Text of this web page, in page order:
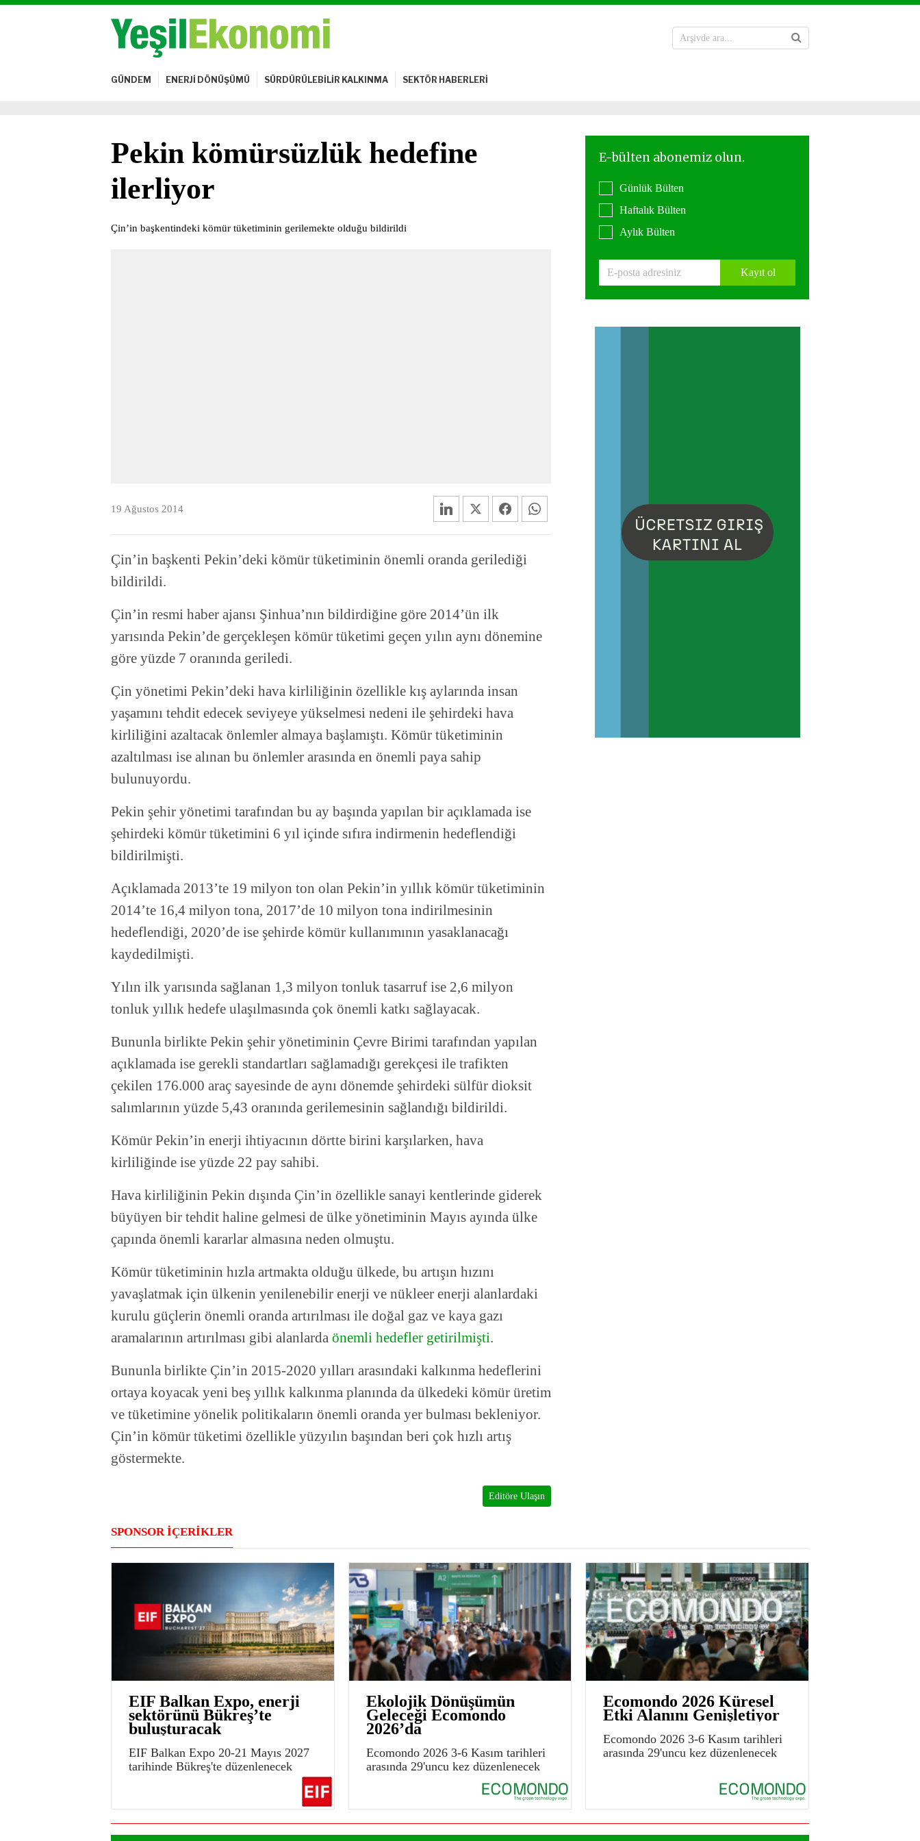
GÜNDEM ENERJİ DÖNÜŞÜMÜ SÜRDÜRÜLEBİLİR KALKINMA SEKTÖR HABERLERİ
Pekin kömürsüzlük hedefine
ilerliyor
Çin’in başkentindeki kömür tüketiminin gerilemekte olduğu bildirildi
19 Ağustos 2014
Çin’in başkenti Pekin’deki kömür tüketiminin önemli oranda gerilediği
bildirildi.
Çin’in resmi haber ajansı Şinhua’nın bildirdiğine göre 2014’ün ilk
yarısında Pekin’de gerçekleşen kömür tüketimi geçen yılın aynı dönemine
göre yüzde 7 oranında geriledi.
Çin yönetimi Pekin’deki hava kirliliğinin özellikle kış aylarında insan
yaşamını tehdit edecek seviyeye yükselmesi nedeni ile şehirdeki hava
kirliliğini azaltacak önlemler almaya başlamıştı. Kömür tüketiminin
azaltılması ise alınan bu önlemler arasında en önemli paya sahip
bulunuyordu.
Pekin şehir yönetimi tarafından bu ay başında yapılan bir açıklamada ise
şehirdeki kömür tüketimini 6 yıl içinde sıfıra indirmenin hedeflendiği
bildirilmişti.
Açıklamada 2013’te 19 milyon ton olan Pekin’in yıllık kömür tüketiminin
2014’te 16,4 milyon tona, 2017’de 10 milyon tona indirilmesinin
hedeflendiği, 2020’de ise şehirde kömür kullanımının yasaklanacağı
kaydedilmişti.
Yılın ilk yarısında sağlanan 1,3 milyon tonluk tasarruf ise 2,6 milyon
tonluk yıllık hedefe ulaşılmasında çok önemli katkı sağlayacak.
Bununla birlikte Pekin şehir yönetiminin Çevre Birimi tarafından yapılan
açıklamada ise gerekli standartları sağlamadığı gerekçesi ile trafikten
çekilen 176.000 araç sayesinde de aynı dönemde şehirdeki sülfür dioksit
salımlarının yüzde 5,43 oranında gerilemesinin sağlandığı bildirildi.
Kömür Pekin’in enerji ihtiyacının dörtte birini karşılarken, hava
kirliliğinde ise yüzde 22 pay sahibi.
Hava kirliliğinin Pekin dışında Çin’in özellikle sanayi kentlerinde giderek
büyüyen bir tehdit haline gelmesi de ülke yönetiminin Mayıs ayında ülke
çapında önemli kararlar almasına neden olmuştu.
Kömür tüketiminin hızla artmakta olduğu ülkede, bu artışın hızını
yavaşlatmak için ülkenin yenilenebilir enerji ve nükleer enerji alanlardaki
kurulu güçlerin önemli oranda artırılması ile doğal gaz ve kaya gazı
aramalarının artırılması gibi alanlarda önemli hedefler getirilmişti.
Bununla birlikte Çin’in 2015-2020 yılları arasındaki kalkınma hedeflerini
ortaya koyacak yeni beş yıllık kalkınma planında da ülkedeki kömür üretim
ve tüketimine yönelik politikaların önemli oranda yer bulması bekleniyor.
Çin’in kömür tüketimi özellikle yüzyılın başından beri çok hızlı artış
göstermekte.
Editöre Ulaşın
Günlük Bülten
Haftalık Bülten
Aylık Bülten
Kayıt ol
SPONSOR İÇERİKLER
EIF Balkan Expo, enerji
sektörünü Bükreş’te
buluşturacak
EIF Balkan Expo 20-21 Mayıs 2027
tarihinde Bükreş'te düzenlenecek
Ekolojik Dönüşümün
Geleceği Ecomondo
2026’da
Ecomondo 2026 3-6 Kasım tarihleri
arasında 29'uncu kez düzenlenecek
Ecomondo 2026 Küresel
Etki Alanını Genişletiyor
Ecomondo 2026 3-6 Kasım tarihleri
arasında 29'uncu kez düzenlenecek